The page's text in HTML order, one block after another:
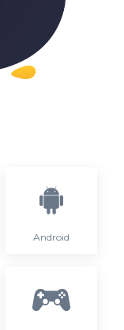
Android